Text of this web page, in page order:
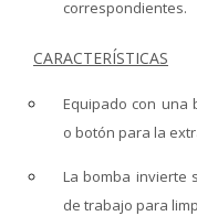
correspondientes.
CARACTERÍSTICAS
Equipado con una
o botón para la
La bomba invierte
de trabajo para